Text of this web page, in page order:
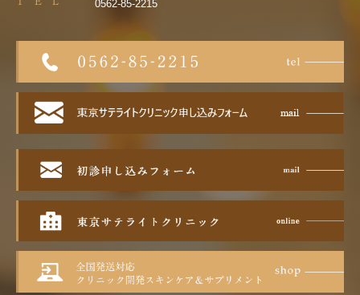
0562-85-2215